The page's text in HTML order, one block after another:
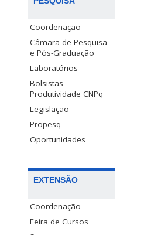
Coordenação
Câmara de Pesquisa
e Pós-Graduação
Laboratórios
Bolsistas
Produtividade CNPq
Legislação
Propesq
Oportunidades
EXTENSÃO
Coordenação
Feira de Cursos